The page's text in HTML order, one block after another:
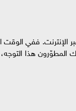
الإنترنت. ففي
هذا